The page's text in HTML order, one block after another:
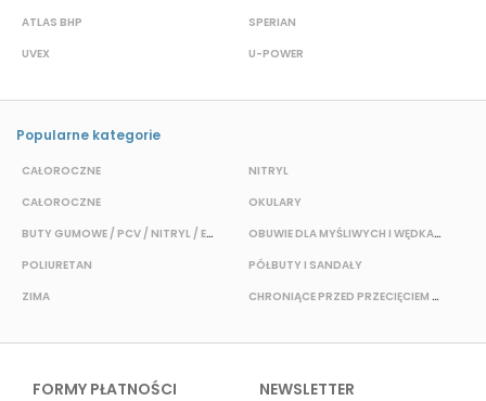
ATLAS BHP
UVEX
SPERIAN
U-POWER
Popularne kategorie
CAŁOROCZNE
CAŁOROCZNE
BUTY GUMOWE / PCV / NITRYL / EVA
POLIURETAN
ZIMA
NITRYL
OKULARY
OBUWIE DLA MYŚLIWYCH I WĘDKARZY
PÓŁBUTY I SANDAŁY
CHRONIĄCE PRZED PRZECIĘCIEM I PRZEKŁUCIEM
FORMY PŁATNOŚCI NEWSLETTER